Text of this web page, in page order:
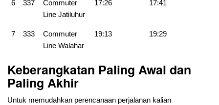
6 337
Commuter
Line Jatiluhur
17:26 17:41
7 333
Commuter
Line Walahar
19:13 19:29
Keberangkatan Paling Awal dan
Paling Akhir
Untuk memudahkan perencanaan perjalanan kalian